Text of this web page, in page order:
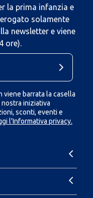
la prima infanzia e
solamente
newsletter e viene
ore).
barrata la casella
iniziativa
sconti, eventi e
l'Informativa privacy.